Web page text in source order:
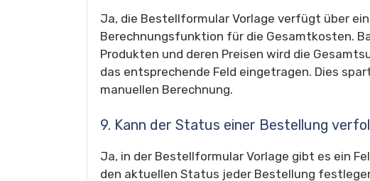
Ja, die Bestellformular Vorlage verfügt über
Berechnungsfunktion für die Gesamtkosten.
Produkten und deren Preisen wird die
das entsprechende Feld eingetragen. Dies
manuellen Berechnung.
9. Kann der Status einer Bestellung
Ja, in der Bestellformular Vorlage gibt es ein
den aktuellen Status jeder Bestellung